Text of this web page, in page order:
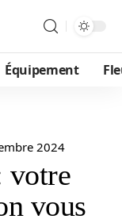
Équipement
2024
votre
vous